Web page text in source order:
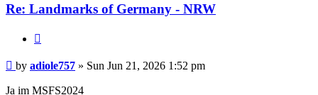
Re: Landmarks of Germany - NRW
Post
by adiole757 » Sun Jun 21, 2026 1:52 pm
Ja im MSFS2024